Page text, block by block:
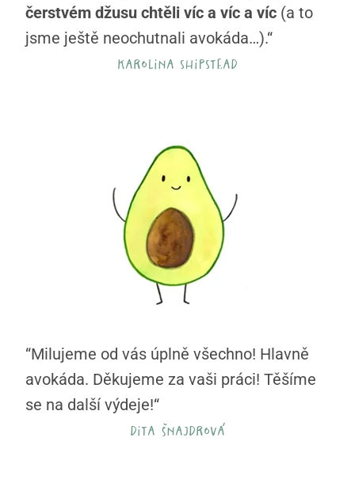
čerstvém džusu chtěli víc a víc a víc (a to
jsme ještě neochutnali avokáda…).“
karolina shipstead
“Milujeme od vás úplně všechno! Hlavně
avokáda. Děkujeme za vaši práci! Těšíme
se na další výdeje!“
dita šnajdrová